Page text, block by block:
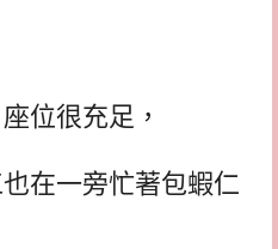
位很充足，
在一旁忙著包蝦仁